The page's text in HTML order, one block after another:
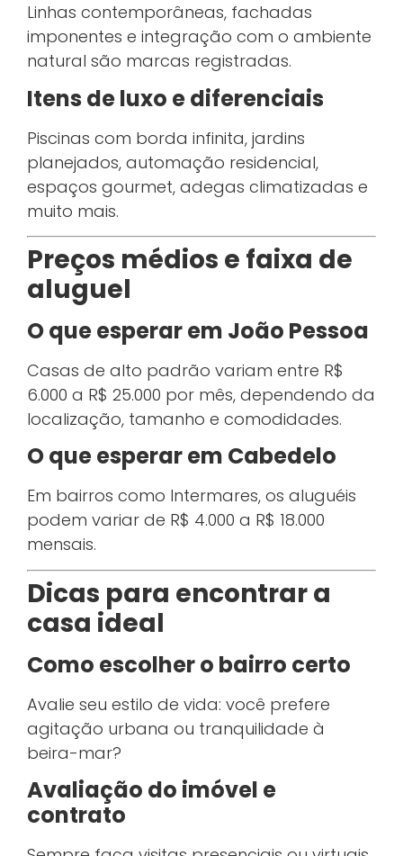
Linhas contemporâneas, fachadas
imponentes e integração com o ambiente
natural são marcas registradas.
Itens de luxo e diferenciais
Piscinas com borda infinita, jardins
planejados, automação residencial,
espaços gourmet, adegas climatizadas e
muito mais.
Preços médios e faixa de
aluguel
O que esperar em João Pessoa
Casas de alto padrão variam entre R$
6.000 a R$ 25.000 por mês, dependendo da
localização, tamanho e comodidades.
O que esperar em Cabedelo
Em bairros como Intermares, os aluguéis
podem variar de R$ 4.000 a R$ 18.000
mensais.
Dicas para encontrar a
casa ideal
Como escolher o bairro certo
Avalie seu estilo de vida: você prefere
agitação urbana ou tranquilidade à
beira-mar?
Avaliação do imóvel e
contrato